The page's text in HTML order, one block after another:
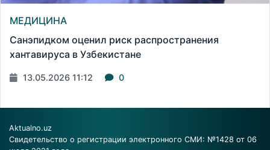
МЕДИЦИНА
Санэпидком оценил риск распространения
хантавируса в Узбекистане
13.05.2026 11:12 0
Aktualno.uz
Свидетельство о регистрации электронного СМИ: №1428 от 06